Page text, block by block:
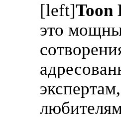
[left]Toon
это